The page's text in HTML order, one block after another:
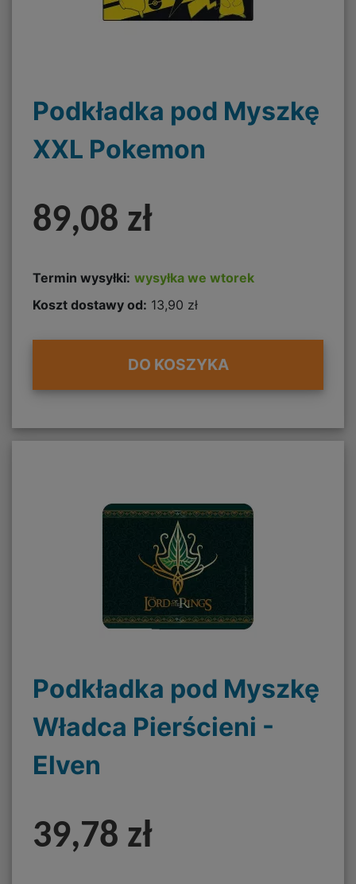
Podkładka pod Myszkę
XXL Pokemon
89,08 zł
Termin wysyłki: wysyłka we wtorek
Koszt dostawy od: 13,90 zł
DO KOSZYKA
Podkładka pod Myszkę
Władca Pierścieni -
Elven
39,78 zł